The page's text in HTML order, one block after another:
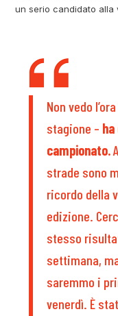
un serio candidato alla
Non vedo
stagione –
campionato.
strade sono
ricordo della
edizione.
stesso
settimana,
saremmo i
venerdì. È